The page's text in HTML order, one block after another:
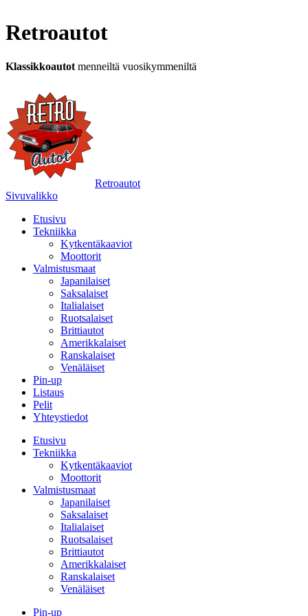
Retroautot
Klassikkoautot menneiltä vuosikymmeniltä
Retroautot
Sivuvalikko
Etusivu
Tekniikka
Kytkentäkaaviot
Moottorit
Valmistusmaat
Japanilaiset
Saksalaiset
Italialaiset
Ruotsalaiset
Brittiautot
Amerikkalaiset
Ranskalaiset
Venäläiset
Pin-up
Listaus
Pelit
Yhteystiedot
Etusivu
Tekniikka
Kytkentäkaaviot
Moottorit
Valmistusmaat
Japanilaiset
Saksalaiset
Italialaiset
Ruotsalaiset
Brittiautot
Amerikkalaiset
Ranskalaiset
Venäläiset
Pin-up